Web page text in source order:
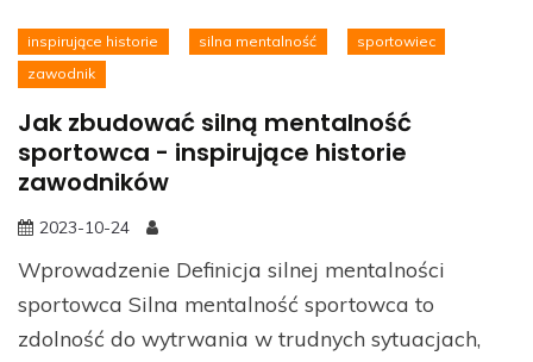
inspirujące historie silna mentalność
sportowiec
zawodnik
Jak zbudować silną mentalność
sportowca - inspirujące historie
zawodników
2023-10-24
Wprowadzenie Definicja silnej mentalności
sportowca Silna mentalność sportowca to
zdolność do wytrwania w trudnych sytuacjach,